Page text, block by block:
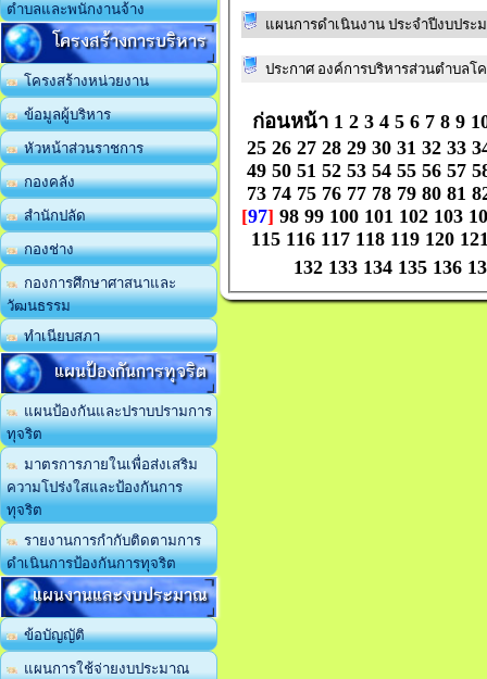
ตำบลและพนักงานจ้าง
โครงสร้างการบริหาร
โครงสร้างหน่วยงาน
ข้อมูลผู้บริหาร
หัวหน้าส่วนราชการ
กองคลัง
สำนักปลัด
กองช่าง
กองการศึกษาศาสนาและ
วัฒนธรรม
ทำเนียบสภา
แผนป้องกันการทุจริต
แผนป้องกันและปราบปรามการ
ทุจริต
มาตรการภายในเพื่อส่งเสริม
ความโปร่งใสและป้องกันการ
ทุจริต
รายงานการกำกับติดตามการ
ดำเนินการป้องกันการทุจริต
แผนงานและงบประมาณ
ข้อบัญญัติ
แผนการใช้จ่ายงบประมาณ
แผนการดำเนินงาน ประจำปีงบประ
ประกาศ องค์การบริหารส่วนตำบลโ
ก่อนหน้า 1 2 3 4 5 6 7 8 9
25 26 27 28 29 30 31 32 33
49 50 51 52 53 54 55 56 57
73 74 75 76 77 78 79 80 81
[97] 98 99 100 101 102 103
115 116 117 118 119 120
132 133 134 135 136